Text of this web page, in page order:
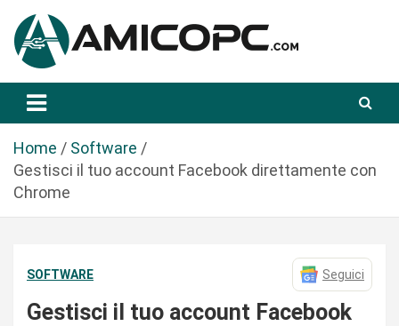
a
Amicopc.com
Home
Software
Gestisci il tuo account Facebook direttamente con
Chrome
SOFTWARE Seguici
Gestisci il tuo account Facebook